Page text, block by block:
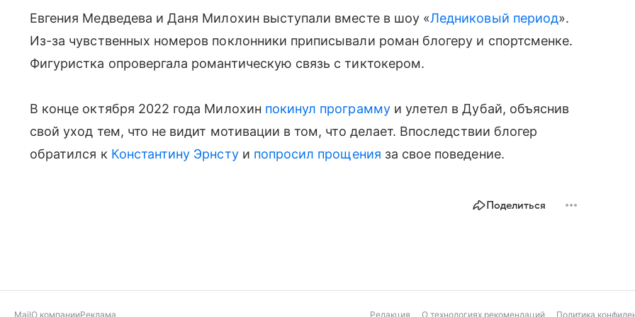
Евгения Медведева и Даня Милохин выступали вместе в шоу «Ледниковый период».
Из-за чувственных номеров поклонники приписывали роман блогеру и спортсменке.
Фигуристка опровергала романтическую связь с тиктокером.
В конце октября 2022 года Милохин покинул программуи улетел в Дубай, объяснив
свой уход тем, что не видит мотивации в том, что делает. Впоследствии блогер
обратился к Константину Эрнстуи попросил прощения за свое поведение.
Поделиться
MailО компанииРеклама Редакция О технологиях рекомендаций Политика